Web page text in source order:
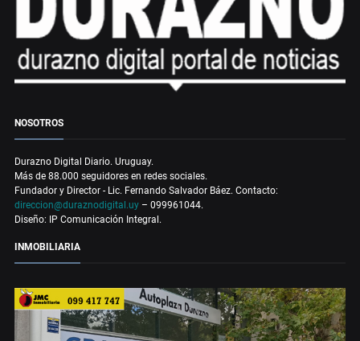
NOSOTROS
Durazno Digital Diario. Uruguay.
Más de 88.000 seguidores en redes sociales.
Fundador y Director - Lic. Fernando Salvador Báez. Contacto:
direccion@duraznodigital.uy – 099961044.
Diseño: IP Comunicación Integral.
INMOBILIARIA